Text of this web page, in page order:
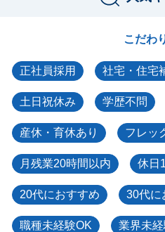
こだわ
正社員採用 社宅・住宅
土日祝休み 学歴不問
産休・育休あり フレッ
月残業20時間以内 休日
20代におすすめ 30代に
職種未経験OK 業界未